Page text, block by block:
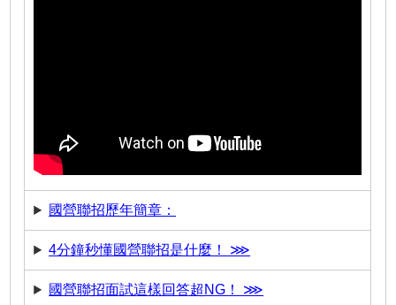
國營聯招歷年簡章：
4分鐘秒懂國營聯招是什麼！ ⋙
國營聯招面試這樣回答超NG！ ⋙